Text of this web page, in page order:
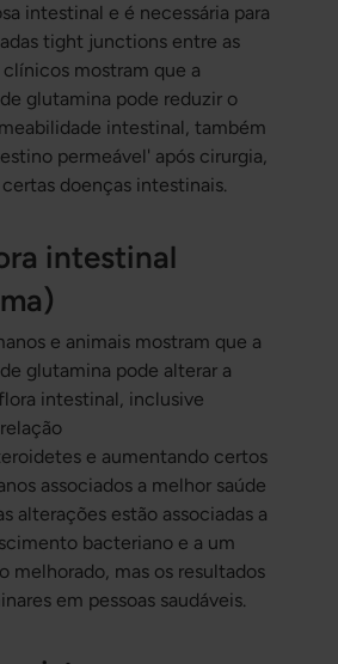
intestinal e é necessária para
tight junctions entre as
clínicos mostram que a
glutamina pode reduzir o
intestinal, também
permeável' após cirurgia,
doenças intestinais.
intestinal
e animais mostram que a
glutamina pode alterar a
intestinal, inclusive
e aumentando certos
associados a melhor saúde
alterações estão associadas a
bacteriano e a um
melhorado, mas os resultados
em pessoas saudáveis.